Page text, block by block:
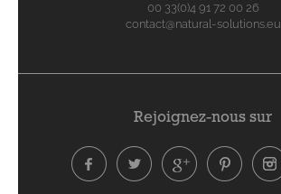
00 33(0)4 91 72 00 26
contact@natural-solutions.eu
Rejoignez-nous sur